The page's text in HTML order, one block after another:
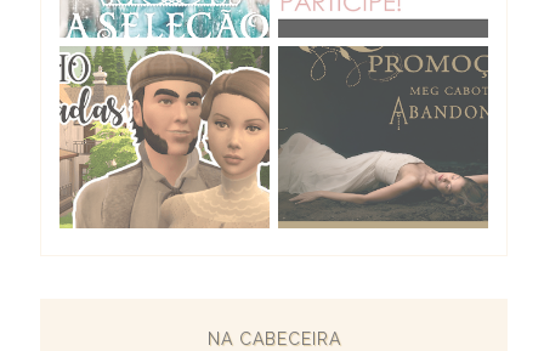
NA CABECEIRA